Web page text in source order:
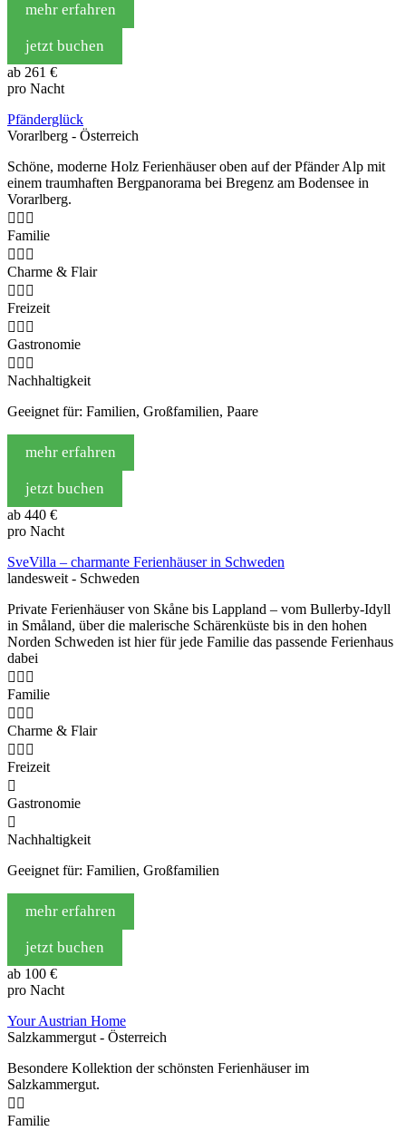
mehr erfahren
jetzt buchen
ab 261 €
pro Nacht
Pfänderglück
Vorarlberg - Österreich
Schöne, moderne Holz Ferienhäuser oben auf der Pfänder Alp mit
einem traumhaften Bergpanorama bei Bregenz am Bodensee in
Vorarlberg.
  
Familie
  
Charme & Flair
  
Freizeit
  
Gastronomie
  
Nachhaltigkeit
Geeignet für: Familien, Großfamilien, Paare
mehr erfahren
jetzt buchen
ab 440 €
pro Nacht
SveVilla – charmante Ferienhäuser in Schweden
landesweit - Schweden
Private Ferienhäuser von Skåne bis Lappland – vom Bullerby-Idyll
in Småland, über die malerische Schärenküste bis in den hohen
Norden Schweden ist hier für jede Familie das passende Ferienhaus
dabei
  
Familie
  
Charme & Flair
  
Freizeit

Gastronomie

Nachhaltigkeit
Geeignet für: Familien, Großfamilien
mehr erfahren
jetzt buchen
ab 100 €
pro Nacht
Your Austrian Home
Salzkammergut - Österreich
Besondere Kollektion der schönsten Ferienhäuser im
Salzkammergut.
 
Familie